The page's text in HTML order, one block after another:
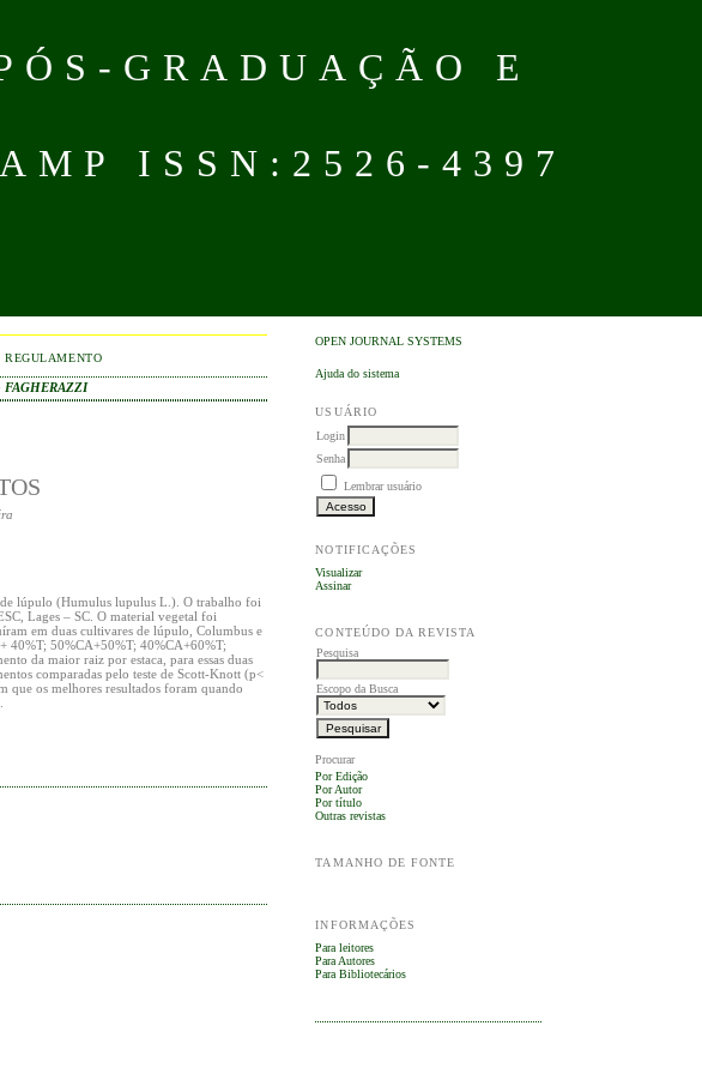
GRADUAÇÃO E
ISSN:2526-4397
OPEN JOURNAL SYSTEMS
Ajuda do sistema
USUÁRIO
Login
Senha
Lembrar usuário
NOTIFICAÇÕES
Visualizar
Assinar
CONTEÚDO DA REVISTA
Pesquisa
Escopo da Busca
Procurar
Por Edição
Por Autor
Por título
Outras revistas
TAMANHO DE FONTE
INFORMAÇÕES
Para leitores
Para Autores
Para Bibliotecários
REGULAMENTO
FAGHERAZZI
de lúpulo (Humulus lupulus L.). O trabalho foi
Lages – SC. O material vegetal foi
em duas cultivares de lúpulo, Columbus e
40%T; 50%CA+50%T; 40%CA+60%T;
da maior raiz por estaca, para essas duas
comparadas pelo teste de Scott-Knott (p<
que os melhores resultados foram quando